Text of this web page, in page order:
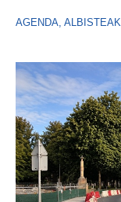
AGENDA ALBISTEAK